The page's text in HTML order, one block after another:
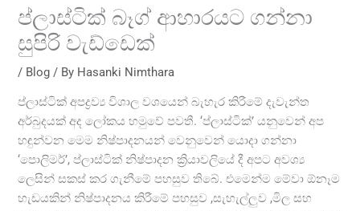
ප්ලාස්ටික් බෑග් ආහාරයට ගන්නා
සුපිරි වැඩ්ඩෙක්
/ Blog / By Hasanki Nimthara
ප්ලාස්ටික් අපද්‍රව්‍ය විශාල වශයෙන් බැහැර කිරීමේ දැවැන්ත
අර්බුදයක් අද ලෝකය හමුවේ පවතී. ‘ප්ලාස්ටික්’ යනුවෙන් අප
හඳුන්වන මෙම නිෂ්පාදනයන් වෙනුවෙන් යොදා ගන්නා
‘පොලිමර්’, ප්ලාස්ටික් නිෂ්පාදන ක්‍රියාවලියේ දී අපට අවශ්‍ය
ලෙසින් සකස් කර ගැනීමේ පහසුව තිබේ. එමෙන්ම මේවා ඕනෑම
හැඩයකින් නිෂ්පාදනය කිරීමේ පහසුව ,සැහැල්ලුව ,මිල සහ